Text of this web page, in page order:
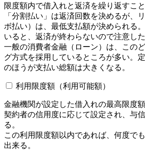
限度額内で借入れと返済を繰り返すこと
「分割払い」は返済回数を決めるが、
ボ払い）は、最低支払額が決められる
いると、返済が終わらないので注意した
一般の消費者金融（ローン）は、この
グ方式を採用しているところが多い。
のほうが支払い総額は大きくなる。
利用限度額（利用可能額）
金融機関が設定した借入れの最高限度額
契約者の信用度に応じて設定され、与
る。
この利用限度額以内であれば、何度で
出来る。